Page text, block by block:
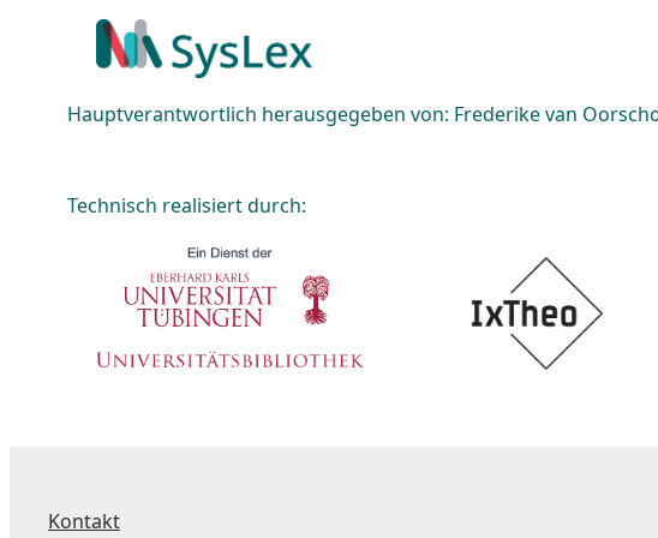
Hauptverantwortlich herausgegeben von: Frederike van
Technisch realisiert durch:
Kontakt